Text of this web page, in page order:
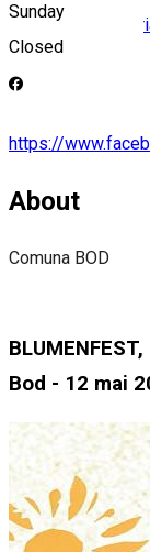
Sunday
Closed
http://
https://
About
Comuna BOD
Bod - 12 mai